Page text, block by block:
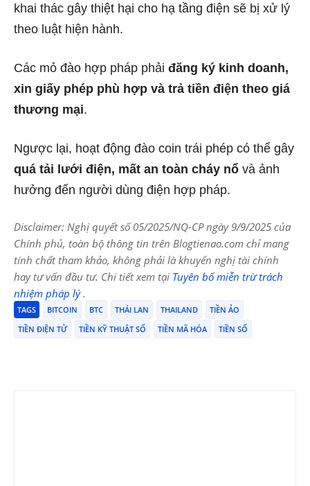
khai thác gây thiệt hại cho hạ tầng điện sẽ bị xử lý
theo luật hiện hành.
Các mỏ đào hợp pháp phải đăng ký kinh doanh,
xin giấy phép phù hợp và trả tiền điện theo giá
thương mại.
Ngược lại, hoạt động đào coin trái phép có thể gây
quá tải lưới điện, mất an toàn cháy nổ và ảnh
hưởng đến người dùng điện hợp pháp.
Disclaimer: Nghị quyết số 05/2025/NQ-CP ngày 9/9/2025 của
Chính phủ, toàn bộ thông tin trên Blogtienao.com chỉ mang
tính chất tham khảo, không phải là khuyến nghị tài chính
hay tư vấn đầu tư. Chi tiết xem tại Tuyên bố miễn trừ trách
nhiệm pháp lý.
TAGS BITCOIN BTC THÁI LAN THAILAND
TIỀN ẢO
TIỀN ĐIỆN TỬ
TIỀN KỸ THUẬT SỐ TIỀN MÃ HÓA TIỀN SỐ